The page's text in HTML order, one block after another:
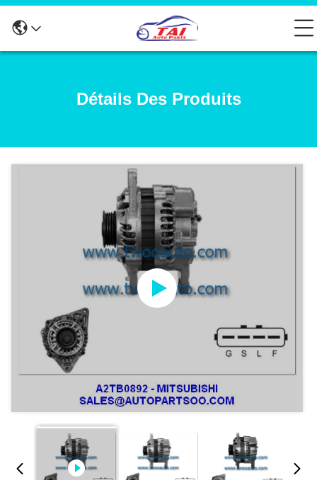
Détails Des Produits